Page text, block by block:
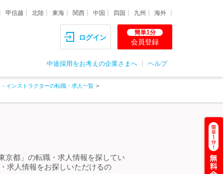
甲信越 北陸 東海 関西 中国 四国 九州 海外
ログイン
簡単1分
会員登録
中途採用をお考えの企業さまへ ヘルプ
インストラクターの転職・求人一覧
京都」の転職・求人情報を探してい
求人情報をお探しいただけるの